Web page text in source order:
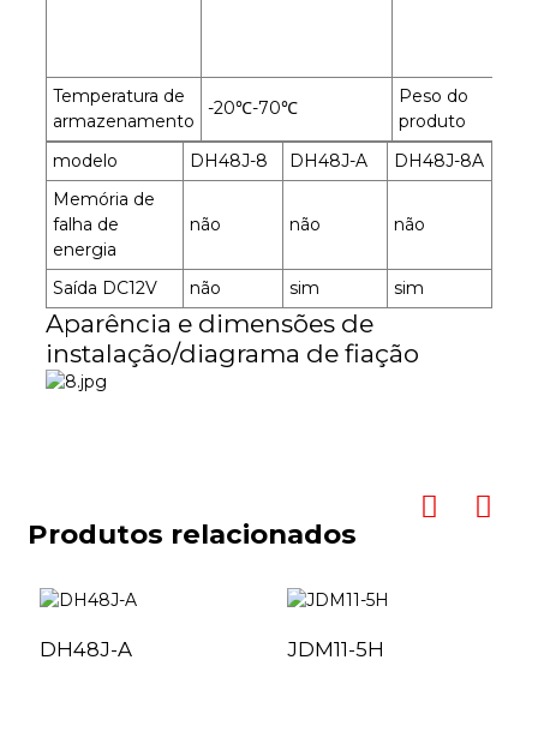
Temperatura de
armazenamento
-20℃-70℃
Peso do
produto
modelo DH48J-8 DH48J-A
DH48J-8A
Memória de
falha de
energia
não não não
Saída DC12V não sim sim
Aparência e dimensões de
instalação/diagrama de fiação
Produtos relacionados
DH48J-A JDM11-5H